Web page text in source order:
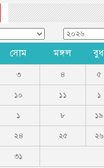
সোম মঙ্গল বুধ
৩ ৪ ৫
১০ ১১ ১
১ ৮ ১৯
২৪ ২৫ ২৬
৩১